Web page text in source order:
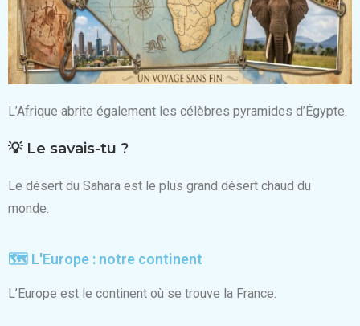
L’Afrique abrite également les célèbres pyramides d’Égypte.
💡 Le savais-tu ?
Le désert du Sahara est le plus grand désert chaud du
monde.
🗺️ L'Europe : notre continent
L’Europe est le continent où se trouve la France.